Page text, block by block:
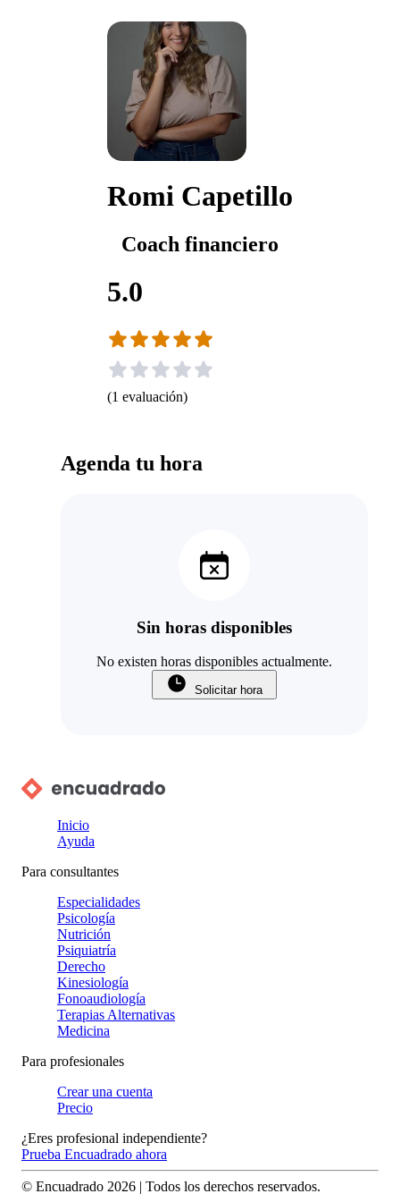
Romi Capetillo
Coach financiero
5.0
(1 evaluación)
Agenda tu hora
Sin horas disponibles
No existen horas disponibles actualmente.
Solicitar hora
Inicio
Ayuda
Para consultantes
Especialidades
Psicología
Nutrición
Psiquiatría
Derecho
Kinesiología
Fonoaudiología
Terapias Alternativas
Medicina
Para profesionales
Crear una cuenta
Precio
¿Eres profesional independiente?
Prueba Encuadrado ahora
© Encuadrado 2026 | Todos los derechos reservados.